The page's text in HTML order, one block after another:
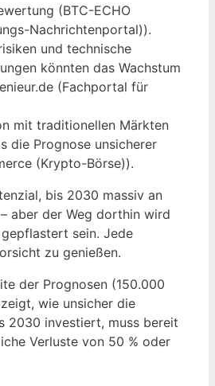
(BTC-ECHO
Nachrichtenportal)).
und technische
könnten das Wachstum
(Fachportal für
mit traditionellen Märkten
die Prognose unsicherer
(Krypto-Börse)).
bis 2030 massiv an
aber der Weg dorthin wird
sein. Jede
zu genießen.
der Prognosen (150.000
wie unsicher die
2030 investiert, muss bereit
Verluste von 50 % oder